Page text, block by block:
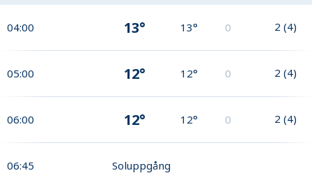
04:00 13° 13° 0 2 (4)
05:00 12° 12° 0 2 (4)
06:00 12° 12° 0 2 (4)
06:45 Soluppgång